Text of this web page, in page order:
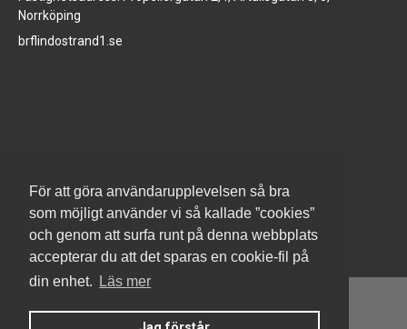
För att göra användarupplevelsen så bra
som möjligt använder vi så kallade ”cookies”
och genom att surfa runt på denna webbplats
accepterar du att det sparas en cookie-fil på
din enhet.
Läs mer
Norrköping
brflindostrand1.se
www.jm.se